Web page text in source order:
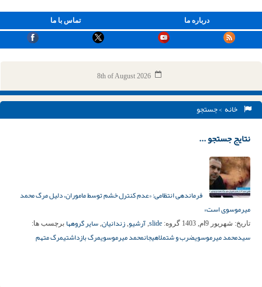
تماس با ما درباره ما
8th of August 2026
خانه > جستجو
نتایج جستجو ...
فرماندهی انتظامی: «عدم کنترل خشم توسط ماموران، دلیل مرگ محمد
میرموسوی است»
تاریخ: شهریور 9ام, 1403 گروه: slide
, آرشیو, زندانیان, سایر گروهها برچسب ها:
سیدمحمد میرموسویضرب و شتملاهیجانمحمد میرموسویمرگ بازداشتیمرگ متهم